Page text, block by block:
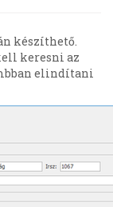
készíthető.
keresni az
elindítani